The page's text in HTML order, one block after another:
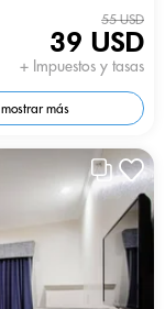
55 USD
39 USD
+ Impuestos y tasas
mostrar más